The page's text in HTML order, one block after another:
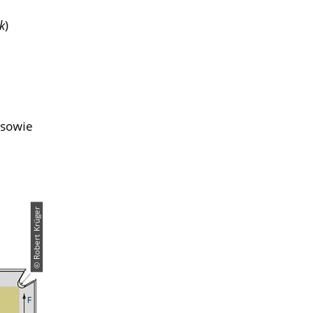
)
© Robert Krüger